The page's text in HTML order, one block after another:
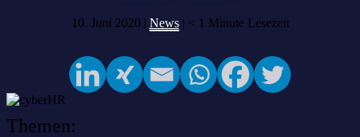
10. Juni 2020 | News| < 1 Minute Lesezeit
Themen: